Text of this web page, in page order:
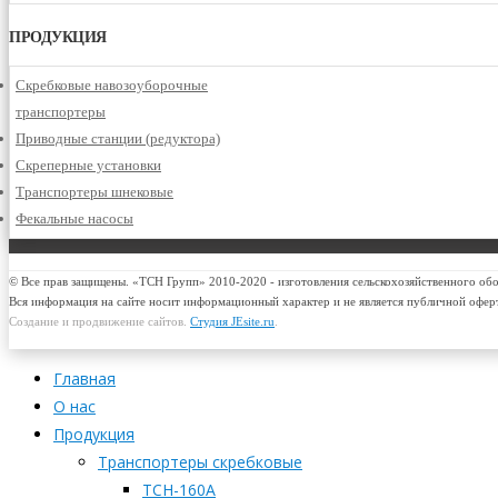
ПРОДУКЦИЯ
Скребковые навозоуборочные
транспортеры
Приводные станции (редуктора)
Скреперные установки
Транспортеры шнековые
Фекальные насосы
© Все прав защищены. «ТСН Групп» 2010-2020 - изготовления сельскохозяйственного
Вся информация на сайте носит информационный характер и не является публичной
Создание и продвижение сайтов. Студия JEsite.ru
Главная
О нас
Продукция
Транспортеры скребковые
ТСН-160А